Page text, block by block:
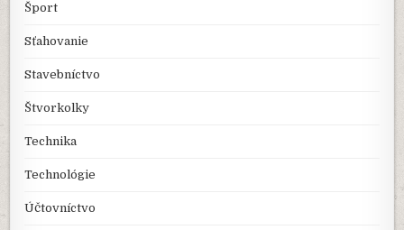
Šport
Sťahovanie
Stavebníctvo
Štvorkolky
Technika
Technológie
Účtovníctvo